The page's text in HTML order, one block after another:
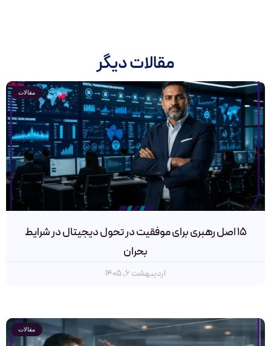
مقالات دیگر
مقالات
۱۵ اصل رهبری برای موفقیت در تحول دیجیتال در شرایط
بحران
اردیبهشت ۶, ۱۴۰۵
مقالات